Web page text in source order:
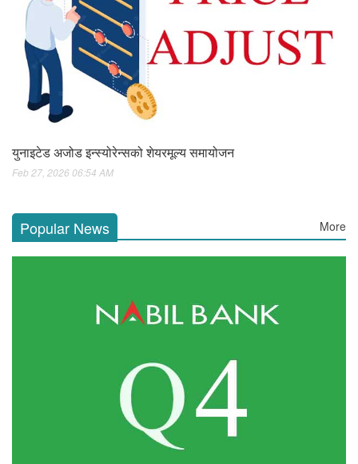
युनाइटेड अजोड इन्स्योरेन्सको शेयरमूल्य समायोजन
Feb 27, 2026 06:54 AM
Popular News More